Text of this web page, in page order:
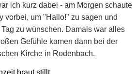
ich kurz dabei - am Morgen schaute
vorbei, um "Hallo!" zu sagen und
zu wünschen. Damals war alles
Gefühle kamen dann bei der
Kirche in Rodenbach.